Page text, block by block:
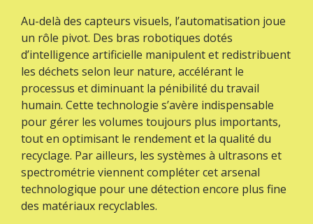
Au-delà des capteurs visuels, l’automatisation joue
un rôle pivot. Des bras robotiques dotés
d’intelligence artificielle manipulent et redistribuent
les déchets selon leur nature, accélérant le
processus et diminuant la pénibilité du travail
humain. Cette technologie s’avère indispensable
pour gérer les volumes toujours plus importants,
tout en optimisant le rendement et la qualité du
recyclage. Par ailleurs, les systèmes à ultrasons et
spectrométrie viennent compléter cet arsenal
technologique pour une détection encore plus fine
des matériaux recyclables.